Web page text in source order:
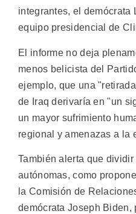
integrantes, el demócrata
equipo presidencial de
El informe no deja
menos belicista del
ejemplo, que una
de Iraq derivaría en "un
un mayor sufrimiento
regional y amenazas a la
También alerta que
autónomas, como
la Comisión de
demócrata Joseph Biden,